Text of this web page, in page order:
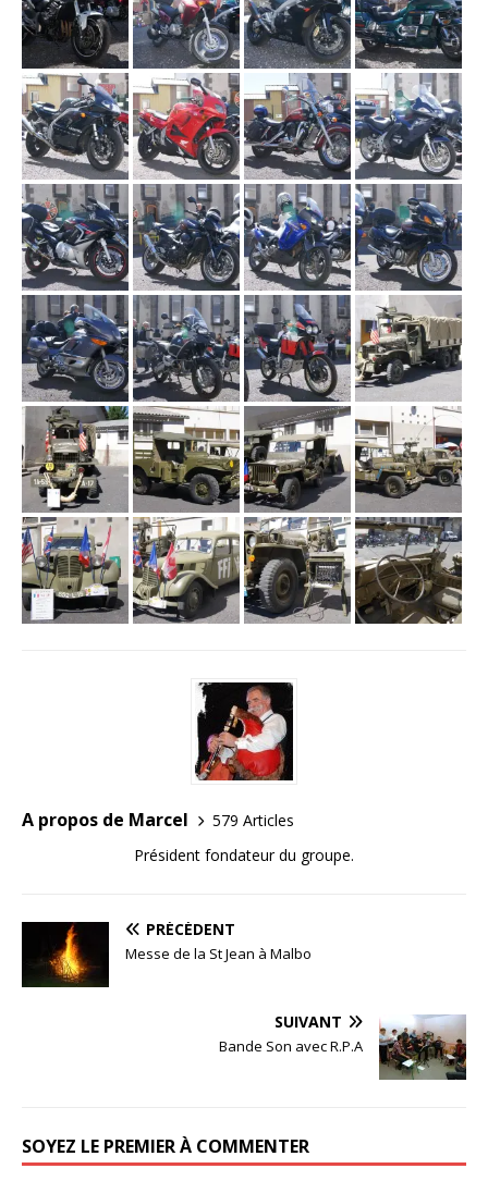
A propos de Marcel
579 Articles
Président fondateur du groupe.
PRÉCÉDENT
Messe de la St Jean à Malbo
SUIVANT
Bande Son avec R.P.A
SOYEZ LE PREMIER À COMMENTER